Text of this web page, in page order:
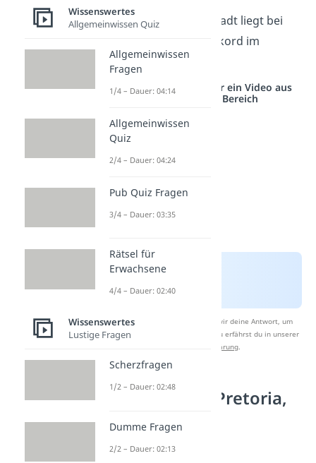
südamerikanischen Stadt liegt bei
82,04 — ein Negativrekord im
weltweiten Vergleich.
Studyflix vernetzt: Hier ein Video aus
einem anderen Bereich
Nach Beantwortung speichern wir deine Antwort, um
Studyflix zu verbessern. Mehr dazu erfährst du in unserer
Datenschutzerklärung.
Platz 2, 3 & 4: Pretoria,
Durban und
Johannesburg
(Südafrika)
Wissenswertes
Allgemeinwissen Quiz
Allgemeinwissen
Fragen
1/4 – Dauer: 04:14
Allgemeinwissen
Quiz
2/4 – Dauer: 04:24
Pub Quiz Fragen
3/4 – Dauer: 03:35
Rätsel für
Erwachsene
4/4 – Dauer: 02:40
Wissenswertes
Lustige Fragen
Scherzfragen
1/2 – Dauer: 02:48
Dumme Fragen
2/2 – Dauer: 02:13